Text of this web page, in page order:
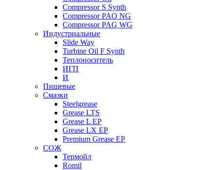
Compressor S Synth
Compressor PAO NG
Compressor PAG WG
Индустриальные
Slide Way
Turbine Oil F Synth
Теплоноситель
ИГП
И
Пищевые
Смазки
Steelgrease
Grease LTS
Grease L EP
Grease LX EP
Premium Grease EP
СОЖ
Термойл
Romil